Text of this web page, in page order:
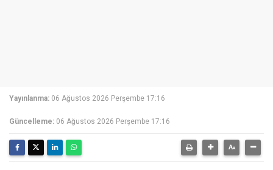
Yayınlanma: 06 Ağustos 2026 Perşembe 17:16
Güncelleme: 06 Ağustos 2026 Perşembe 17:16